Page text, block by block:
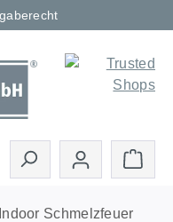
Indoor Schmelzfeuer